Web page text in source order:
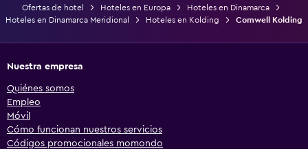
Ofertas de hotel Hoteles en Europa
Hoteles en Dinamarca
Hoteles en Dinamarca Meridional
Hoteles en Kolding Comwell Kolding
Nuestra empresa
Quiénes somos
Empleo
Móvil
Cómo funcionan nuestros servicios
Códigos promocionales momondo